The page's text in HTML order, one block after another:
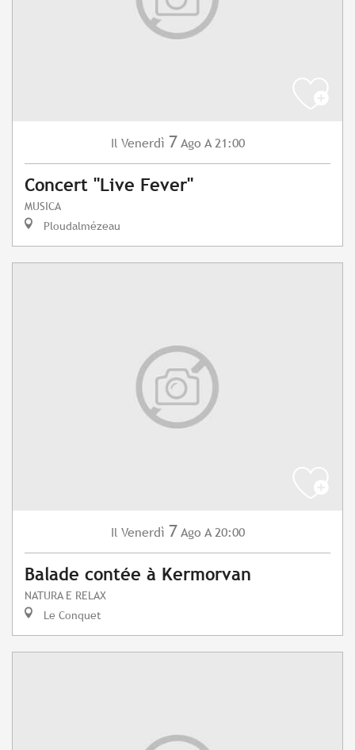
Il Venerdì 7 Ago A 21:00
Concert "Live Fever"
MUSICA
Ploudalmézeau
Il Venerdì 7 Ago A 20:00
Balade contée à Kermorvan
NATURA E RELAX
Le Conquet